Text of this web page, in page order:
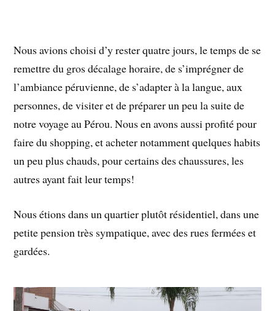
Nous avions choisi d’y rester quatre jours, le temps de se
remettre du gros décalage horaire, de s’imprégner de
l’ambiance péruvienne, de s’adapter à la langue, aux
personnes, de visiter et de préparer un peu la suite de
notre voyage au Pérou. Nous en avons aussi profité pour
faire du shopping, et acheter notamment quelques habits
un peu plus chauds, pour certains des chaussures, les
autres ayant fait leur temps!
Nous étions dans un quartier plutôt résidentiel, dans une
petite pension très sympatique, avec des rues fermées et
gardées.